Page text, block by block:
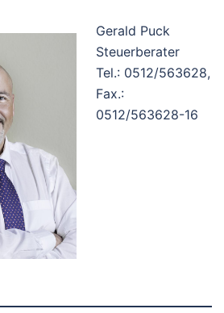
Gerald Puck
Steuerberater
Tel.: 0512/563628,
Fax.:
0512/563628-16